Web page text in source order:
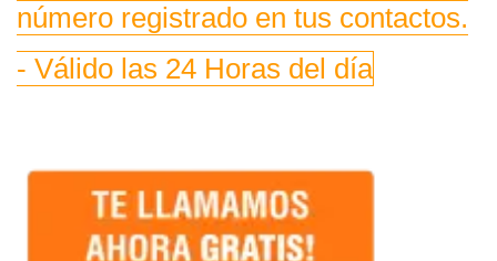
número registrado en tus contactos.
- Válido las 24 Horas del día